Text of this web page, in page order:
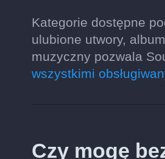
Kategorie dostępne
ulubione utwory,
muzyczny pozwala
wszystkimi
Czy mogę